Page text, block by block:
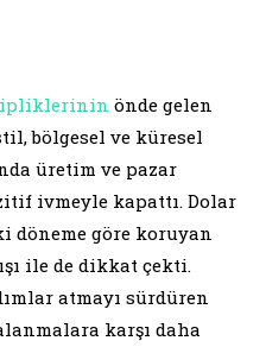
ipliklerinin önde gelen
bölgesel ve küresel
üretim ve pazar
ivmeyle kapattı. Dolar
döneme göre koruyan
ile de dikkat çekti.
atmayı sürdüren
karşı daha